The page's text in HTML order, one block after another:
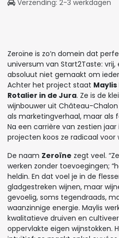
Verzending: 2-3 werkdagen
Zeroïne is zo’n domein dat
universum van Start2Taste: vrij,
absoluut niet gemaakt om
Achter het project staat
Rotalier in de Jura. Ze is de
wijnbouwer uit Château-
als marketingverhaal, maar als
Na een carrière van zestien
projecten koos ze radicaal voor
De naam Zeroïne zegt veel.
werken zonder toevoegingen;
heldin. En dat voel je in de
gladgestreken wijnen, maar
gevoelig, soms tegendraads,
waanzinnige energie. Maylis
kwalitatieve druiven en
oppervlakte eigen wijnstokken.